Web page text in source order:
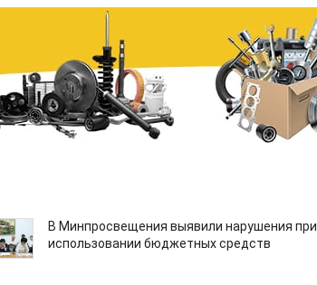
В Минпросвещения выявили нарушения при
использовании бюджетных средств